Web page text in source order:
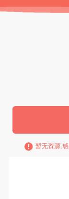
暂无资源,